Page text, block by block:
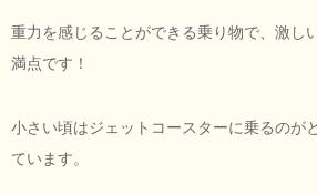
重力を感じることができる乗り物で、激し
満点です！
小さい頃はジェットコースターに乗るのが
ています。